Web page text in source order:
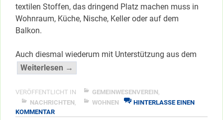
textilen Stoffen, das dringend Platz machen muss in
Wohnraum, Küche, Nische, Keller oder auf dem
Balkon.
Auch diesmal wiederum mit Unterstützung aus dem
Weiterlesen →
Frühsommer-
Sperrmüllkieztag”
</span
VERÖFFENTLICHT IN GEMEINWESENVEREIN
NACHRICHTEN
WOHNEN
HINTERLASSE EINEN
KOMMENTARZU